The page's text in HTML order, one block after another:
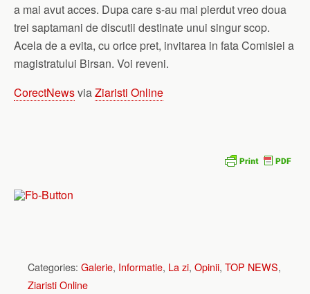
a mai avut acces. Dupa care s-au mai pierdut vreo doua
trei saptamani de discutii destinate unui singur scop.
Acela de a evita, cu orice pret, invitarea in fata Comisiei a
magistratului Birsan. Voi reveni.
CorectNewsviaZiaristi Online
Categories: Galerie, Informatie, La zi, Opinii, TOP NEWS,
Ziaristi Online